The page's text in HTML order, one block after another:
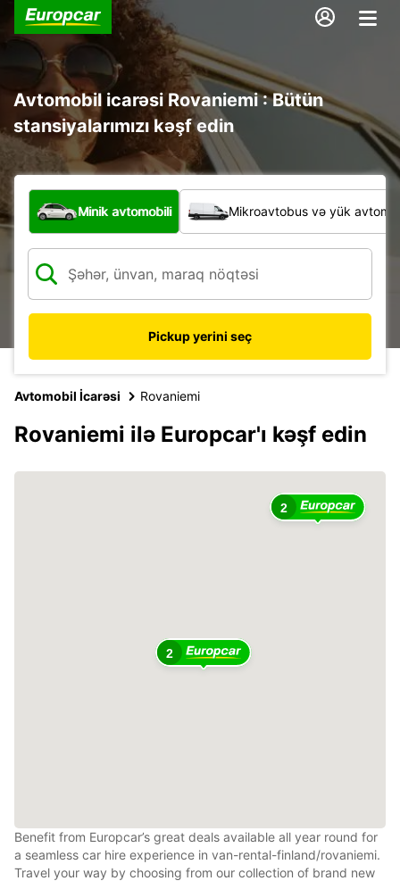
Avtomobil icarəsi Rovaniemi : Bütün
stansiyalarımızı kəşf edin
Hansı növ nəqliyyat vasitəsi?
Minik avtomobili Mikroavtobus və yük
Pickup yerini seç
Avtomobil İcarəsi Rovaniemi
Rovaniemi ilə Europcar'ı kəşf edin
2
2
Benefit from Europcar’s great deals available all year round for
a seamless car hire experience in van-rental-finland/rovaniemi.
Travel your way by choosing from our collection of brand new